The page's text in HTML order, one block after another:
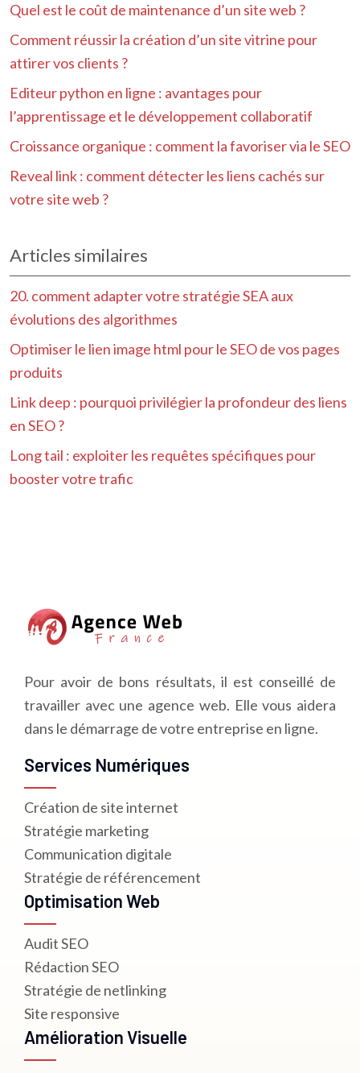
Quel est le coût de maintenance d’un site web ?
Comment réussir la création d’un site vitrine pour
attirer vos clients ?
Editeur python en ligne : avantages pour
l’apprentissage et le développement collaboratif
Croissance organique : comment la favoriser via le SEO
Reveal link : comment détecter les liens cachés sur
votre site web ?
Articles similaires
20. comment adapter votre stratégie SEA aux
évolutions des algorithmes
Optimiser le lien image html pour le SEO de vos pages
produits
Link deep : pourquoi privilégier la profondeur des liens
en SEO ?
Long tail : exploiter les requêtes spécifiques pour
booster votre trafic
Pour avoir de bons résultats, il est conseillé de
travailler avec une agence web. Elle vous aidera
dans le démarrage de votre entreprise en ligne.
Services Numériques
Création de site internet
Stratégie marketing
Communication digitale
Stratégie de référencement
Optimisation Web
Audit SEO
Rédaction SEO
Stratégie de netlinking
Site responsive
Amélioration Visuelle